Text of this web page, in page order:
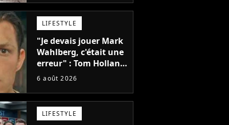
et je ne sais pas quoi
en penser
LIFESTYLE
"Je devais jouer Mark
Wahlberg, c'était une
erreur" : Tom Holland,
la star de Spider-Man,
blockbuster
6 août 2026
LIFESTYLE